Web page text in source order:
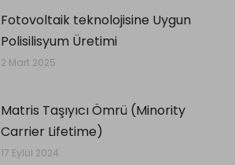
Fotovoltaik teknolojisine Uygun
Polisilisyum Üretimi
2 Mart 2025
Matris Taşıyıcı Ömrü (Minority
Carrier Lifetime)
17 Eylül 2024